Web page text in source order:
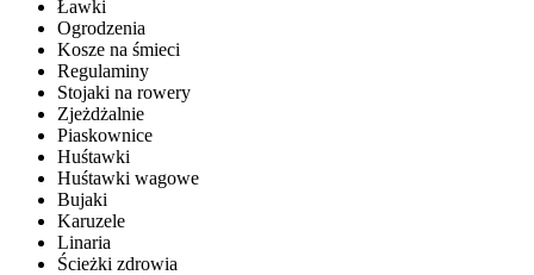
Ławki
Ogrodzenia
Kosze na śmieci
Regulaminy
Stojaki na rowery
Zjeżdżalnie
Piaskownice
Huśtawki
Huśtawki wagowe
Bujaki
Karuzele
Linaria
Ścieżki zdrowia